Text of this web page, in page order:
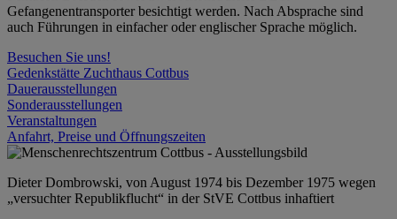
Gefangenentransporter besichtigt werden. Nach Absprache sind
auch Führungen in einfacher oder englischer Sprache möglich.
Besuchen Sie uns!
Gedenkstätte Zuchthaus Cottbus
Dauerausstellungen
Sonderausstellungen
Veranstaltungen
Anfahrt, Preise und Öffnungszeiten
Dieter Dombrowski, von August 1974 bis Dezember 1975 wegen
„versuchter Republikflucht“ in der StVE Cottbus inhaftiert